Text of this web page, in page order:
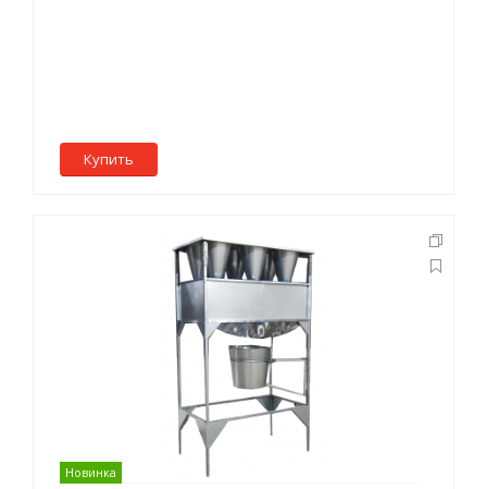
Купить
Новинка